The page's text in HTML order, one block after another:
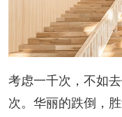
考虑一千次，不如
次。华丽的跌倒，